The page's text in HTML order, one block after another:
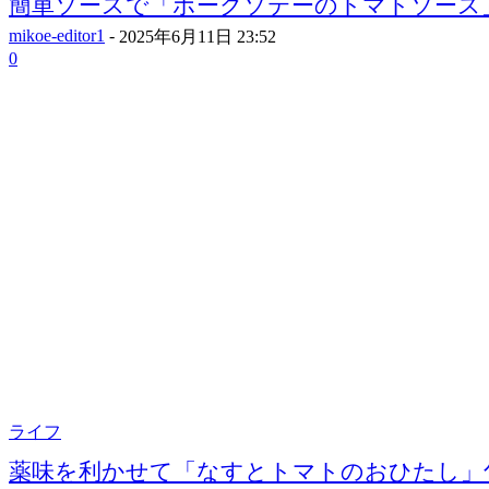
簡単ソースで「ポークソテーのトマトソース
mikoe-editor1 - 2025年6月11日 23:52
0
ライフ
薬味を利かせて「なすとトマトのおひたし」